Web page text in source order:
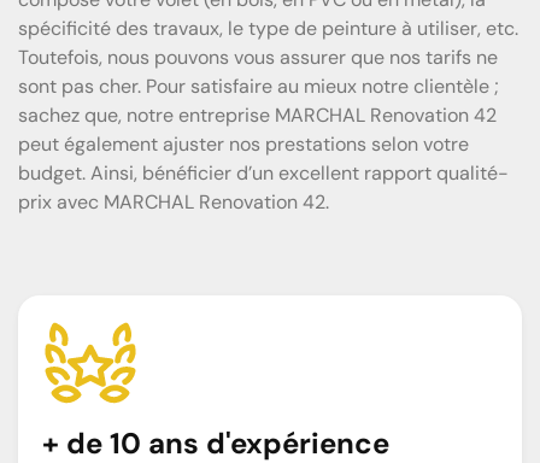
spécificité des travaux, le type de peinture à utiliser, etc.
Toutefois, nous pouvons vous assurer que nos tarifs ne
sont pas cher. Pour satisfaire au mieux notre clientèle ;
sachez que, notre entreprise MARCHAL Renovation 42
peut également ajuster nos prestations selon votre
budget. Ainsi, bénéficier d’un excellent rapport qualité-
prix avec MARCHAL Renovation 42.
+ de 10 ans d'expérience